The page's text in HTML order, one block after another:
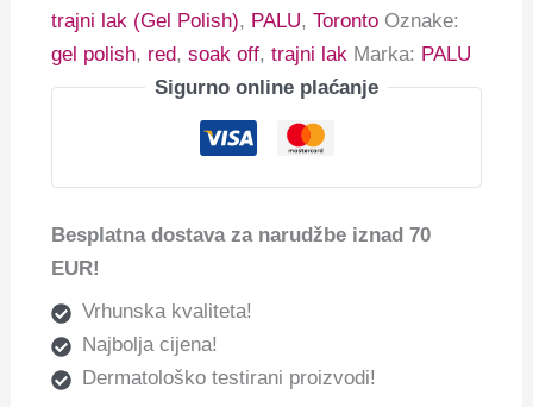
trajni lak (Gel Polish), PALU,Toronto Oznake:
gel polish, red,soak off,trajni lak Marka: PALU
Sigurno online plaćanje
Besplatna dostava za narudžbe iznad 70
EUR!
Vrhunska kvaliteta!
Najbolja cijena!
Dermatološko testirani proizvodi!